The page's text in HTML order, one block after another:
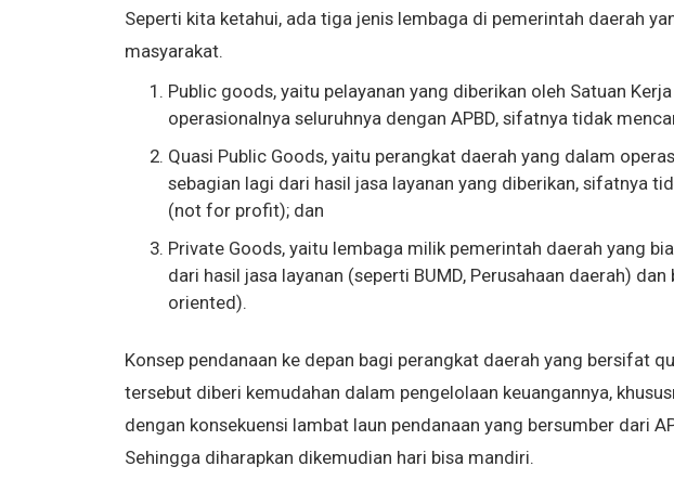
Seperti kita ketahui, ada tiga jenis lembaga di pemerintah daerah
masyarakat.
Public goods, yaitu pelayanan yang diberikan oleh Satuan
operasionalnya seluruhnya dengan APBD, sifatnya tidak
Quasi Public Goods, yaitu perangkat daerah yang dalam
sebagian lagi dari hasil jasa layanan yang diberikan, sifatnya
(not for profit); dan
Private Goods, yaitu lembaga milik pemerintah daerah yang
dari hasil jasa layanan (seperti BUMD, Perusahaan daerah)
oriented).
Konsep pendanaan ke depan bagi perangkat daerah yang bersifat
tersebut diberi kemudahan dalam pengelolaan keuangannya,
dengan konsekuensi lambat laun pendanaan yang bersumber dari
Sehingga diharapkan dikemudian hari bisa mandiri.